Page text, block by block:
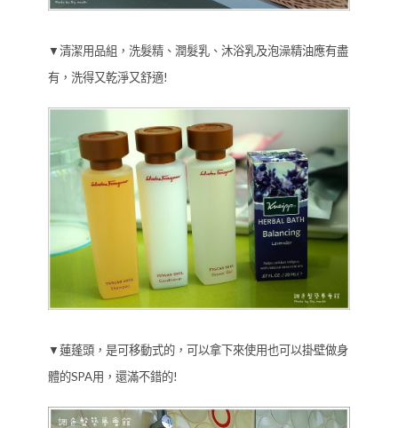
▼清潔用品組，洗髮精、潤髮乳、沐浴乳及泡澡精油應有盡
有，洗得又乾淨又舒適!
▼蓮蓬頭，是可移動式的，可以拿下來使用也可以掛壁做身
體的SPA用，還滿不錯的!